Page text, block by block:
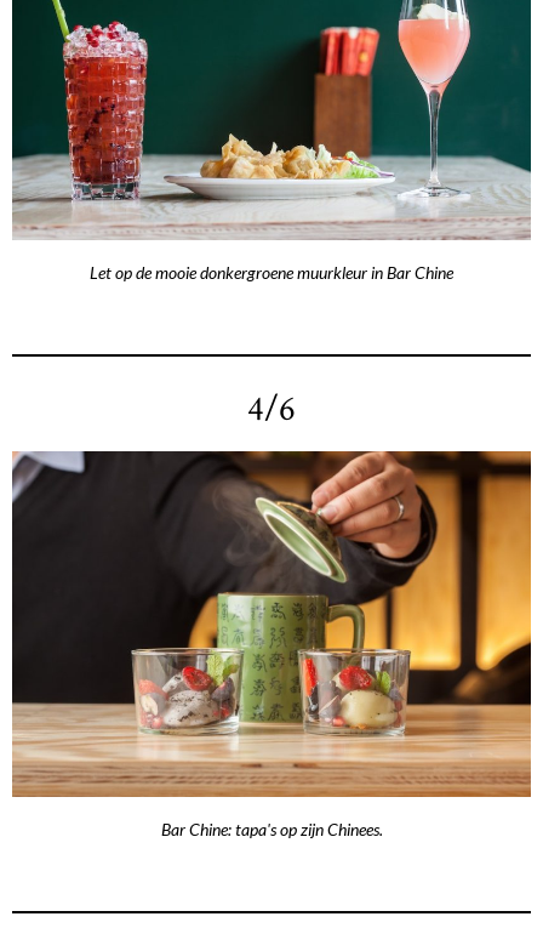
Let op de mooie donkergroene muurkleur in Bar Chine
4/6
Bar Chine: tapa's op zijn Chinees.